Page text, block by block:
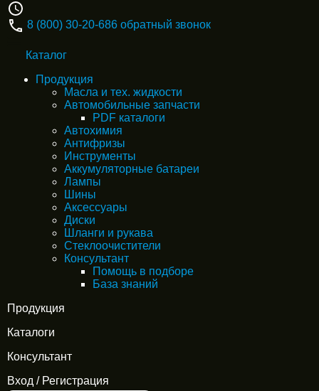
8 (800) 30-20-686 обратный звонок
Каталог
Продукция
Масла и тех. жидкости
Автомобильные запчасти
PDF каталоги
Автохимия
Антифризы
Инструменты
Аккумуляторные батареи
Лампы
Шины
Аксессуары
Диски
Шланги и рукава
Стеклоочистители
Консультант
Помощь в подборе
База знаний
Продукция
Каталоги
Консультант
Вход / Регистрация